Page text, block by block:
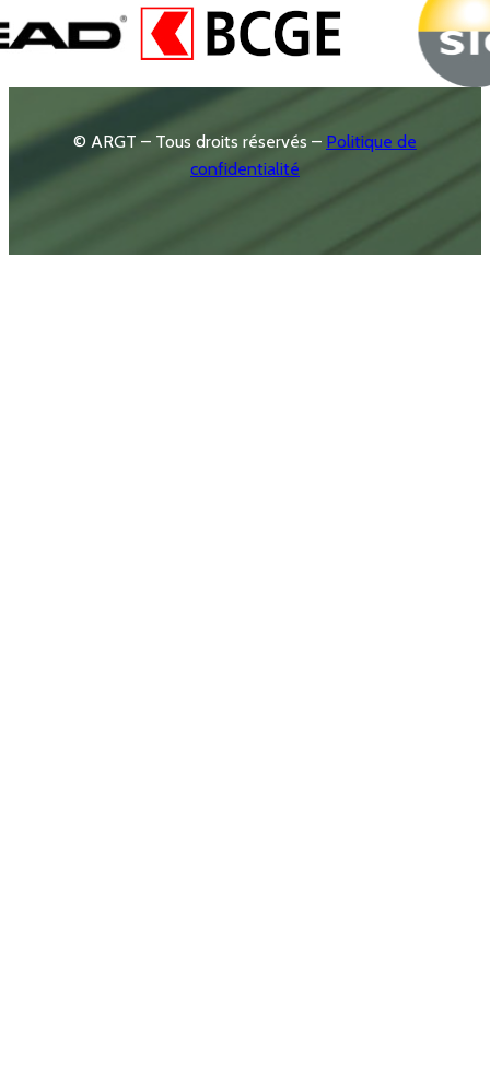
© ARGT – Tous droits réservés – Politique de
confidentialité